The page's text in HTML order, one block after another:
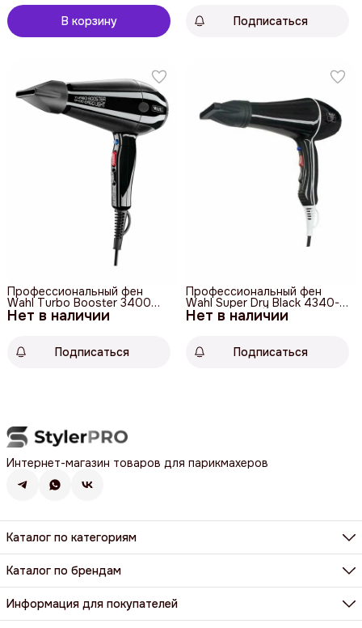
В корзину Подписаться
Нет в наличии
Профессиональный фен
Wahl Turbo Booster 3400
Ergolight
Подписаться
Нет в наличии
Профессиональный фен
Wahl Super Dry Black 4340-
0470
Подписаться
Интернет-магазин товаров для парикмахеров
Каталог по категориям
Фены, фен-щетки, аксессуары
Машинки, триммеры, шейверы
Щипцы, плойки, стайлеры
Парикмахерские ножницы и бритвы
Каталог по брендам
BaByliss Pro
Dewal
Harizma
Информация для покупателей